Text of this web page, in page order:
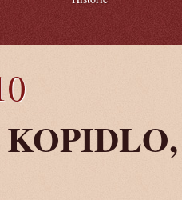
KOPIDLO,